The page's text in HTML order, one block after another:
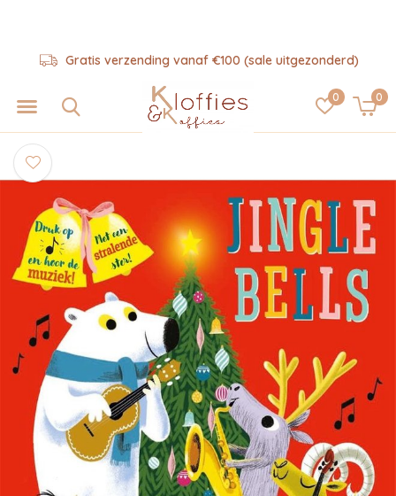
0 0
Gratis verzending vanaf €100 (sale uitgezonderd)